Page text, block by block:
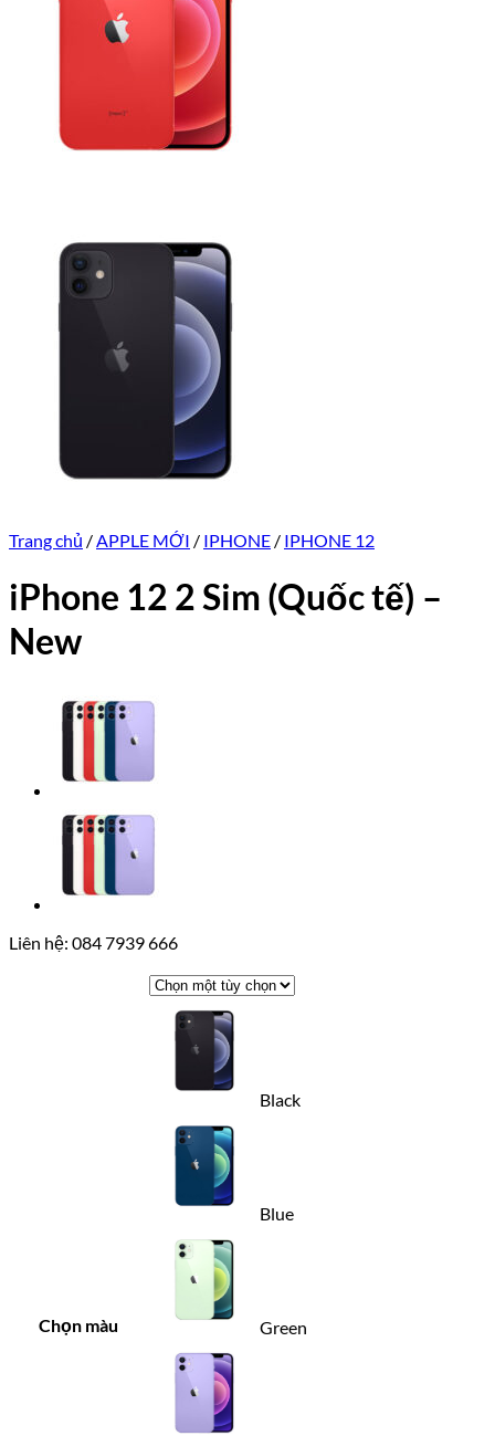
Trang chủ /APPLE MỚI / IPHONE / IPHONE 12
iPhone 12 2 Sim (Quốc tế) –
New
Liên hệ: 084 7939 666
Chọn màu
Black
Blue
Green